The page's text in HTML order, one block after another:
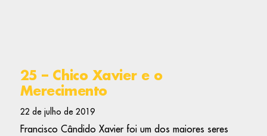
25 – Chico Xavier e o
Merecimento
22 de julho de 2019
Francisco Cândido Xavier foi um dos maiores seres